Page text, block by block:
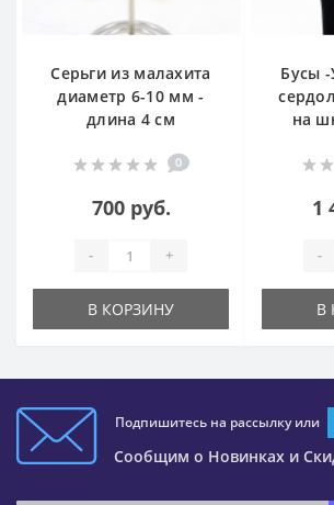
Серьги из малахита
диаметр 6-10 мм -
длина 4 см
0
700 руб.
- +
В КОРЗИНУ
Бусы
на
1
-
В
Подпишитесь на рассылку или
Сообщим о Новинках и